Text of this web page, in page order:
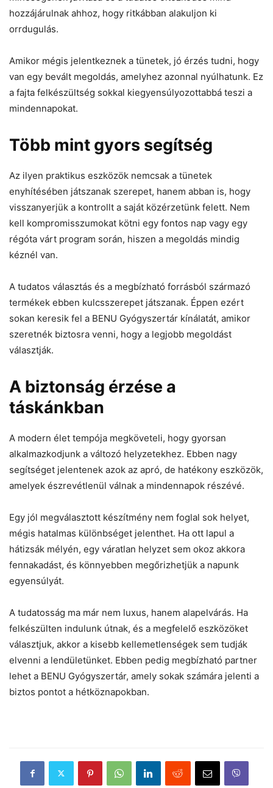
hozzájárulnak ahhoz, hogy ritkábban alakuljon ki
orrdugulás.
Amikor mégis jelentkeznek a tünetek, jó érzés tudni, hogy
van egy bevált megoldás, amelyhez azonnal nyúlhatunk. Ez
a fajta felkészültség sokkal kiegyensúlyozottabbá teszi a
mindennapokat.
Több mint gyors segítség
Az ilyen praktikus eszközök nemcsak a tünetek
enyhítésében játszanak szerepet, hanem abban is, hogy
visszanyerjük a kontrollt a saját közérzetünk felett. Nem
kell kompromisszumokat kötni egy fontos nap vagy egy
régóta várt program során, hiszen a megoldás mindig
kéznél van.
A tudatos választás és a megbízható forrásból származó
termékek ebben kulcsszerepet játszanak. Éppen ezért
sokan keresik fel a BENU Gyógyszertár kínálatát, amikor
szeretnék biztosra venni, hogy a legjobb megoldást
választják.
A biztonság érzése a
táskánkban
A modern élet tempója megköveteli, hogy gyorsan
alkalmazkodjunk a változó helyzetekhez. Ebben nagy
segítséget jelentenek azok az apró, de hatékony eszközök,
amelyek észrevétlenül válnak a mindennapok részévé.
Egy jól megválasztott készítmény nem foglal sok helyet,
mégis hatalmas különbséget jelenthet. Ha ott lapul a
hátizsák mélyén, egy váratlan helyzet sem okoz akkora
fennakadást, és könnyebben megőrizhetjük a napunk
egyensúlyát.
A tudatosság ma már nem luxus, hanem alapelvárás. Ha
felkészülten indulunk útnak, és a megfelelő eszközöket
választjuk, akkor a kisebb kellemetlenségek sem tudják
elvenni a lendületünket. Ebben pedig megbízható partner
lehet a BENU Gyógyszertár, amely sokak számára jelenti a
biztos pontot a hétköznapokban.